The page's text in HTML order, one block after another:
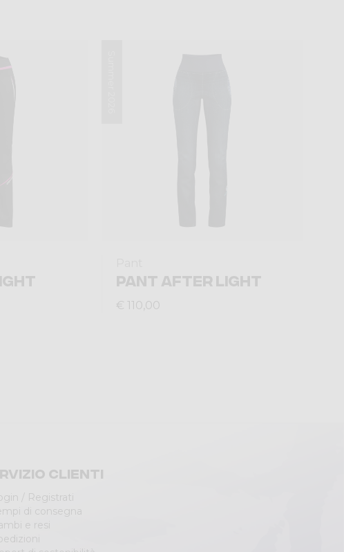
PANT AFTER LIGHT
€ 110,00
clienti
/ Registrati
di consegna
e resi